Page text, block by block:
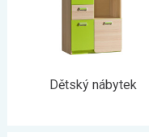
Dětský nábytek